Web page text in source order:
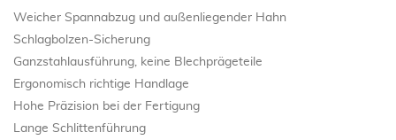
Weicher Spannabzug und außenliegender Hahn
Schlagbolzen-Sicherung
Ganzstahlausführung, keine Blechprägeteile
Ergonomisch richtige Handlage
Hohe Präzision bei der Fertigung
Lange Schlittenführung